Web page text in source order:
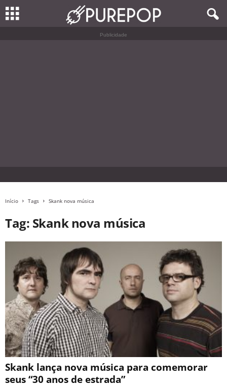
Publicidade
Início Tags Skank nova música
Tag: Skank nova música
Skank lança nova música para comemorar
seus “30 anos de estrada”